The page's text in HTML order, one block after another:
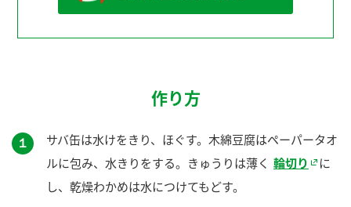
作り方
１
サバ缶は水けをきり、ほぐす。木綿豆腐はペーパータオ
ルに包み、水きりをする。きゅうりは薄く 輪切り
に
し、乾燥わかめは水につけてもどす。